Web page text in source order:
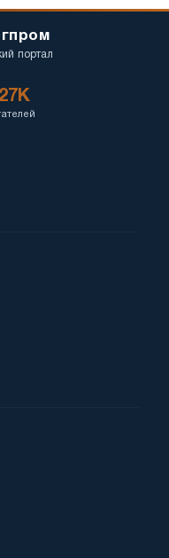
портал